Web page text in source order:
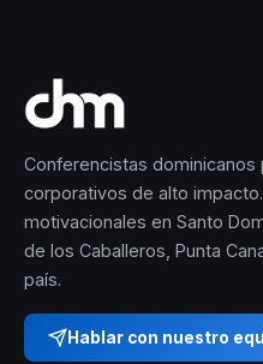
Conferencistas dominicanos
corporativos de alto impacto.
motivacionales en Santo
de los Caballeros, Punta
país.
Hablar con nuestro